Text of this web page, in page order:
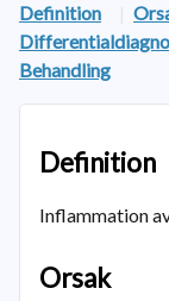
Definition |
Behandling
Definition
Inflammation
Orsak